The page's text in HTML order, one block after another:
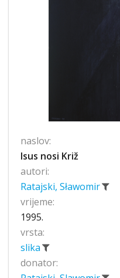
naslov:
Isus nosi Križ
autori:
Ratajski, Sławomir
vrijeme:
1995.
vrsta:
slika
donator: